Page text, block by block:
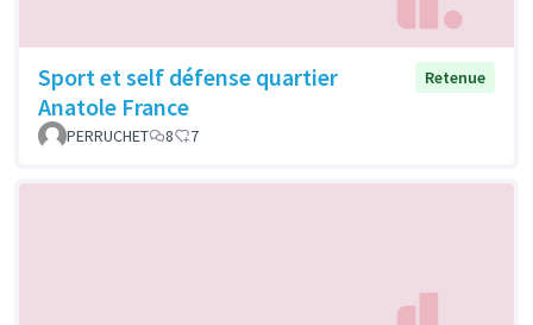
Sport et self défense quartier
Anatole France
Retenue
PERRUCHET 8 7